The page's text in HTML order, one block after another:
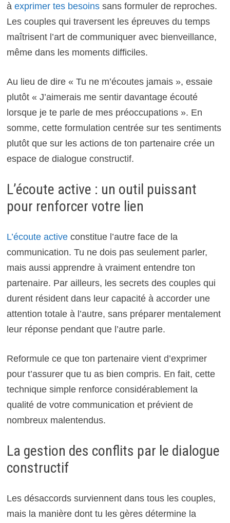
à exprimer tes besoinssans formuler de reproches.
Les couples qui traversent les épreuves du temps
maîtrisent l’art de communiquer avec bienveillance,
même dans les moments difficiles.
Au lieu de dire « Tu ne m’écoutes jamais », essaie
plutôt « J’aimerais me sentir davantage écouté
lorsque je te parle de mes préoccupations ». En
somme, cette formulation centrée sur tes sentiments
plutôt que sur les actions de ton partenaire crée un
espace de dialogue constructif.
L’écoute active : un outil puissant
pour renforcer votre lien
L’écoute activeconstitue l’autre face de la
communication. Tu ne dois pas seulement parler,
mais aussi apprendre à vraiment entendre ton
partenaire. Par ailleurs, les secrets des couples qui
durent résident dans leur capacité à accorder une
attention totale à l’autre, sans préparer mentalement
leur réponse pendant que l’autre parle.
Reformule ce que ton partenaire vient d’exprimer
pour t’assurer que tu as bien compris. En fait, cette
technique simple renforce considérablement la
qualité de votre communication et prévient de
nombreux malentendus.
La gestion des conflits par le dialogue
constructif
Les désaccords surviennent dans tous les couples,
mais la manière dont tu les gères détermine la